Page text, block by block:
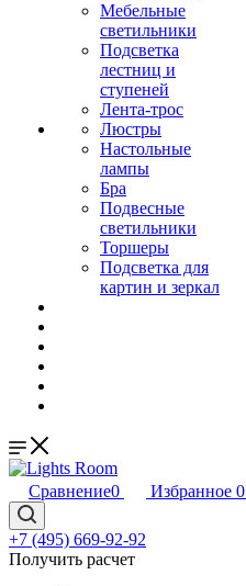
Мебельные
светильники
Подсветка
лестниц и
ступеней
Лента-трос
Люстры
Настольные
лампы
Бра
Подвесные
светильники
Торшеры
Подсветка для
картин и зеркал
Сравнение0 Избранное 0
+7 (495) 669-92-92
Получить расчет